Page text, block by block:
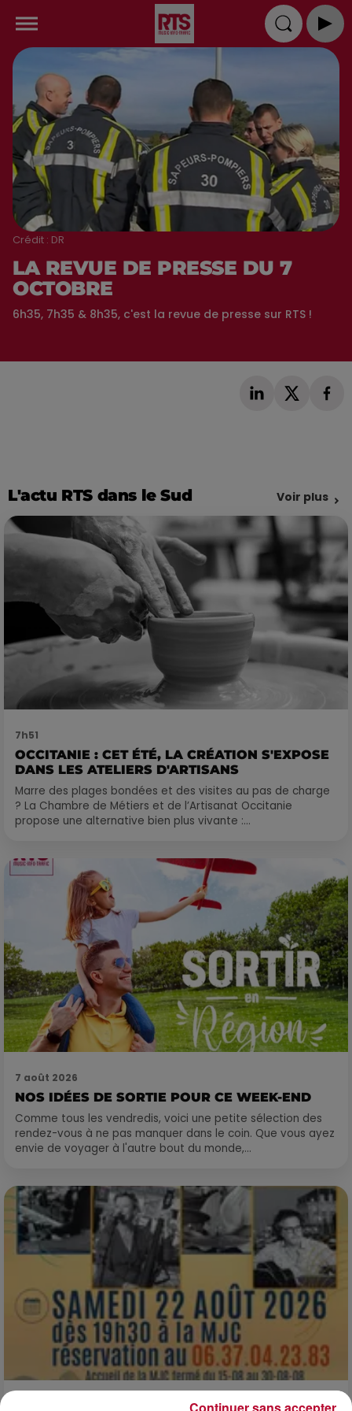
Crédit : DR
LA REVUE DE PRESSE DU 7
OCTOBRE
6h35, 7h35 & 8h35, c'est la revue de presse sur RTS !
L'actu RTS dans le Sud Voir plus
7h51
OCCITANIE : CET ÉTÉ, LA CRÉATION S'EXPOSE
DANS LES ATELIERS D'ARTISANS
Marre des plages bondées et des visites au pas de charge
? La Chambre de Métiers et de l’Artisanat Occitanie
propose une alternative bien plus vivante :...
7 août 2026
NOS IDÉES DE SORTIE POUR CE WEEK-END
Comme tous les vendredis, voici une petite sélection des
rendez-vous à ne pas manquer dans le coin. Que vous ayez
envie de voyager à l'autre bout du monde,...
Continuer sans accepter